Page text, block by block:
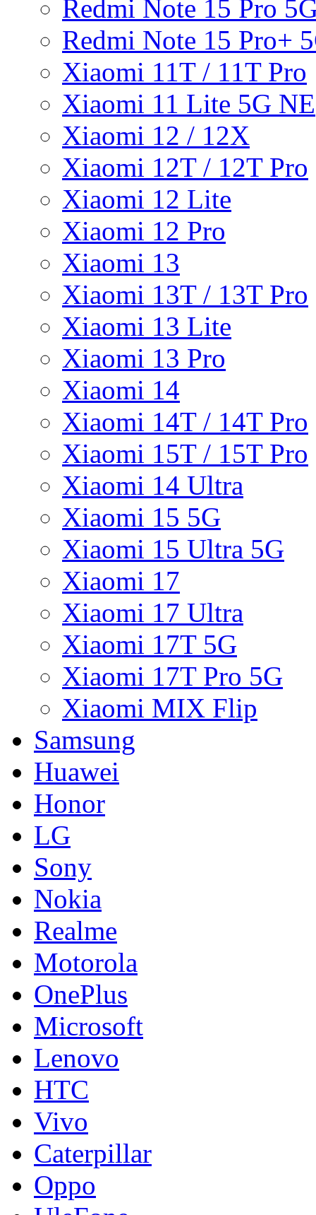
Redmi Note 15 Pro
Redmi Note 15 Pro+
Xiaomi 11T / 11T Pro
Xiaomi 11 Lite 5G NE
Xiaomi 12 / 12X
Xiaomi 12T / 12T Pro
Xiaomi 12 Lite
Xiaomi 12 Pro
Xiaomi 13
Xiaomi 13T / 13T Pro
Xiaomi 13 Lite
Xiaomi 13 Pro
Xiaomi 14
Xiaomi 14T / 14T Pro
Xiaomi 15T / 15T Pro
Xiaomi 14 Ultra
Xiaomi 15 5G
Xiaomi 15 Ultra 5G
Xiaomi 17
Xiaomi 17 Ultra
Xiaomi 17T 5G
Xiaomi 17T Pro 5G
Xiaomi MIX Flip
Samsung
Huawei
Honor
LG
Sony
Nokia
Realme
Motorola
OnePlus
Microsoft
Lenovo
HTC
Vivo
Caterpillar
Oppo